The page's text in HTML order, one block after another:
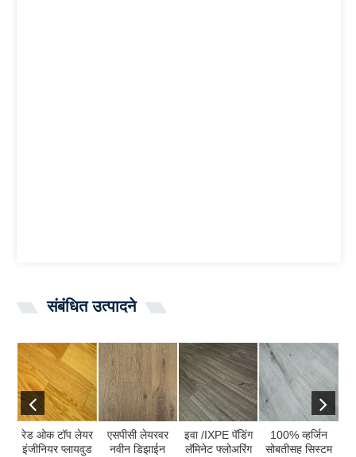
संबंधित उत्पादने
रेड ओक टॉप लेयर
इंजीनियर प्लायवुड
एसपीसी लेयरवर
नवीन डिझाईन
इवा /IXPE पॅडिंग
लॅमिनेट फ्लोअरिंग
100% व्हर्जिन
सोबतीसह सिस्टम